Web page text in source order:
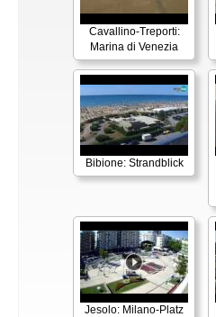
Cavallino-Treporti:
Marina di Venezia
Bibione: Strandblick
Jesolo: Milano-Platz